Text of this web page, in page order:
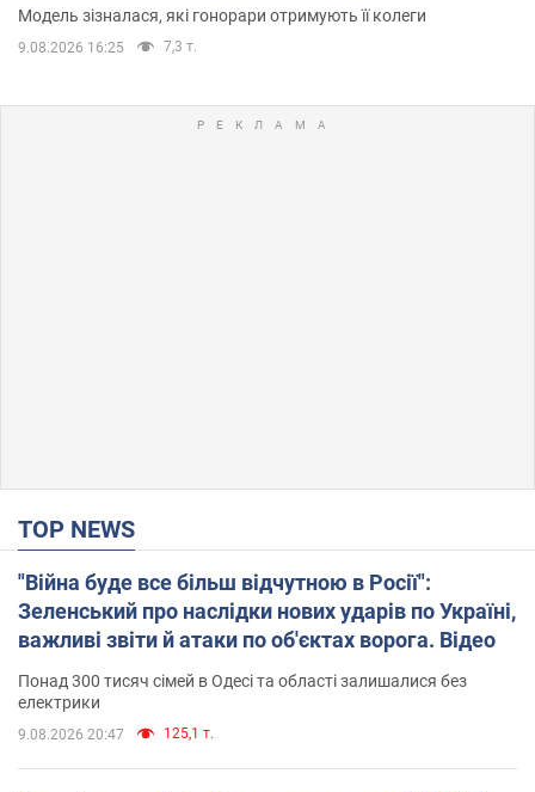
Модель зізналася, які гонорари отримують її колеги
9.08.2026 16:25 7,3 т.
TOP NEWS
"Війна буде все більш відчутною в Росії":
Зеленський про наслідки нових ударів по Україні,
важливі звіти й атаки по об'єктах ворога. Відео
Понад 300 тисяч сімей в Одесі та області залишалися без
електрики
9.08.2026 20:47 125,1 т.